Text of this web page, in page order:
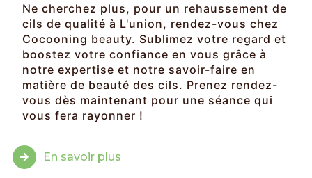
Ne cherchez plus, pour un rehaussement de
cils de qualité à L'union, rendez-vous chez
Cocooning beauty. Sublimez votre regard et
boostez votre confiance en vous grâce à
notre expertise et notre savoir-faire en
matière de beauté des cils. Prenez rendez-
vous dès maintenant pour une séance qui
vous fera rayonner !
En savoir plus